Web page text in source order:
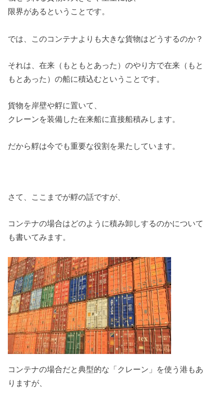
限界があるということです。
では、このコンテナよりも大きな貨物はどうするのか？
それは、在来（もともとあった）のやり方で在来（もと
もとあった）の船に積込むということです。
貨物を岸壁や艀に置いて、
クレーンを装備した在来船に直接船積みします。
だから艀は今でも重要な役割を果たしています。
さて、ここまでが艀の話ですが、
コンテナの場合はどのように積み卸しするのかについて
も書いてみます。
コンテナの場合だと典型的な「クレーン」を使う港もあ
りますが、